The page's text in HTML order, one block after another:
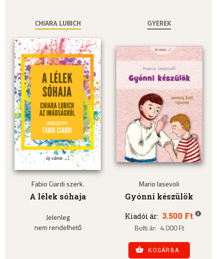
CHIARA LUBICH
Fabio Ciardi szerk.
A lélek sóhaja
Jelenleg
nem rendelhető
GYEREK
Mario Iasevoli
Gyónni készülök
Kiadói ár: 3.500 Ft
Bolti ár: 4.000 Ft
KOSÁRBA